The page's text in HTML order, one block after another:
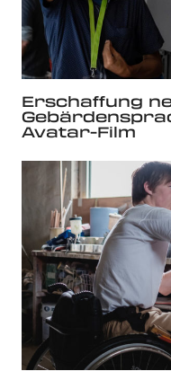
Erschaffung
Avatar-Film